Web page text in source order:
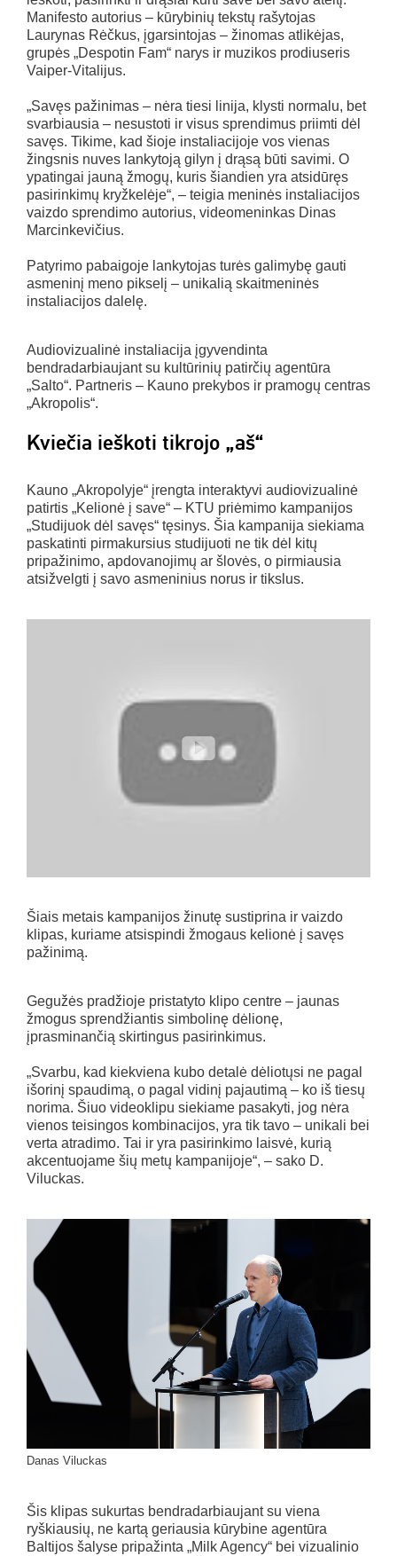
Manifesto autorius – kūrybinių tekstų rašytojas
Laurynas Rėčkus, įgarsintojas – žinomas atlikėjas,
grupės „Despotin Fam“ narys ir muzikos prodiuseris
Vaiper-Vitalijus.
„Savęs pažinimas – nėra tiesi linija, klysti normalu, bet
svarbiausia – nesustoti ir visus sprendimus priimti dėl
savęs. Tikime, kad šioje instaliacijoje vos vienas
žingsnis nuves lankytoją gilyn į drąsą būti savimi. O
ypatingai jauną žmogų, kuris šiandien yra atsidūręs
pasirinkimų kryžkelėje“, – teigia meninės instaliacijos
vaizdo sprendimo autorius, videomeninkas Dinas
Marcinkevičius.
Patyrimo pabaigoje lankytojas turės galimybę gauti
asmeninį meno pikselį – unikalią skaitmeninės
instaliacijos dalelę.
Audiovizualinė instaliacija įgyvendinta
bendradarbiaujant su kultūrinių patirčių agentūra
„Salto“. Partneris – Kauno prekybos ir pramogų centras
„Akropolis“.
Kviečia ieškoti tikrojo „aš“
Kauno „Akropolyje“ įrengta interaktyvi audiovizualinė
patirtis „Kelionė į save“ – KTU priėmimo kampanijos
„Studijuok dėl savęs“ tęsinys. Šia kampanija siekiama
paskatinti pirmakursius studijuoti ne tik dėl kitų
pripažinimo, apdovanojimų ar šlovės, o pirmiausia
atsižvelgti į savo asmeninius norus ir tikslus.
Šiais metais kampanijos žinutę sustiprina ir vaizdo
klipas, kuriame atsispindi žmogaus kelionė į savęs
pažinimą.
Gegužės pradžioje pristatyto klipo centre – jaunas
žmogus sprendžiantis simbolinę dėlionę,
įprasminančią skirtingus pasirinkimus.
„Svarbu, kad kiekviena kubo detalė dėliotųsi ne pagal
išorinį spaudimą, o pagal vidinį pajautimą – ko iš tiesų
norima. Šiuo videoklipu siekiame pasakyti, jog nėra
vienos teisingos kombinacijos, yra tik tavo – unikali bei
verta atradimo. Tai ir yra pasirinkimo laisvė, kurią
akcentuojame šių metų kampanijoje“, – sako D.
Viluckas.
Danas Viluckas
Šis klipas sukurtas bendradarbiaujant su viena
ryškiausių, ne kartą geriausia kūrybine agentūra
Baltijos šalyse pripažinta „Milk Agency“ bei vizualinio